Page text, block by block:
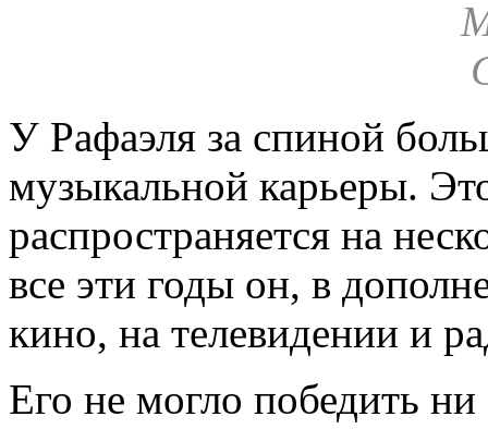
У Рафаэля за спиной
музыкальной карьеры.
распространяется на
все эти годы он, в
кино, на телевидении и
Его не могло победить